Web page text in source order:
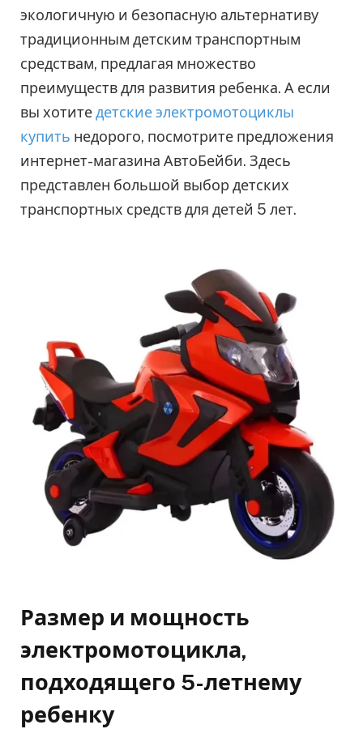
экологичную и безопасную альтернативу
традиционным детским транспортным
средствам, предлагая множество
преимуществ для развития ребенка. А если
вы хотитедетские электромотоциклы
купить недорого, посмотрите предложения
интернет-магазина АвтоБейби. Здесь
представлен большой выбор детских
транспортных средств для детей 5 лет.
Размер и мощность
электромотоцикла,
подходящего 5-летнему
ребенку